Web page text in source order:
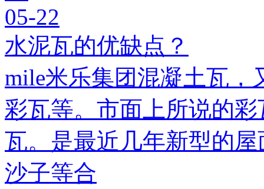
05-22
水泥瓦的优缺点？
mile米乐集团混凝土瓦，
彩瓦等。市面上所说的
瓦。是最近几年新型的
沙子等合